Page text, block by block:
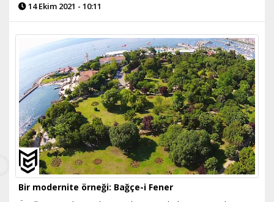
14 Ekim 2021 - 10:11
Bir modernite örneği: Bağçe-i Fener